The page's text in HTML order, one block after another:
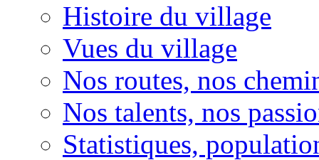
Histoire du village
Vues du village
Nos routes, nos
Nos talents, nos
Statistiques,